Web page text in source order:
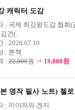
캐릭터 도감
: 국제 최강왕도감 협회(
건(..
: 2026.07.10
: 본책
: 22,000원 ⇒ 19,800원
명작 필사 노트) 첼
: 미야자와 겐지